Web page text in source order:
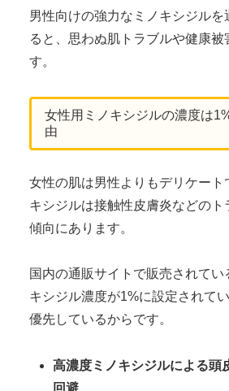
男性向けの強力なミノキシジル
ると、思わぬ肌トラブルや健康被
す。
女性用ミノキシジルの濃度は
由
女性の肌は男性よりもデリケート
キシジルは接触性皮膚炎などの
傾向にあります。
国内の通販サイトで販売されてい
キシジル濃度が1%に設定されて
優先しているからです。
高濃度ミノキシジルによる頭